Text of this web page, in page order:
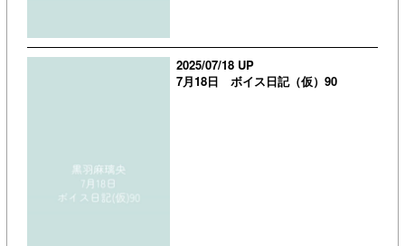
2025/07/18 UP
7月18日 ボイス日記（仮）90